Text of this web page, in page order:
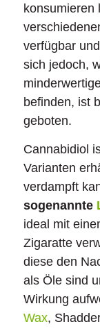
konsumieren
verfügbar
sich jedoch,
befinden, ist
geboten.
Cannabidiol
Varianten
verdampft
sogenannte
ideal mit
Zigaratte
diese den
als Öle sind
Wirkung
Wax,